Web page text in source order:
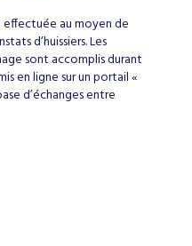
effectuée au moyen de
d’huissiers. Les
sont accomplis durant
en ligne sur un portail «
d’échanges entre